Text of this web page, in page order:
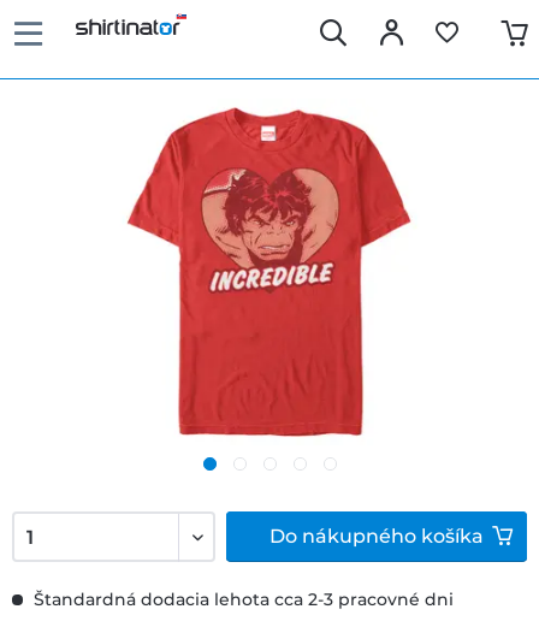
Štandardná dodacia lehota cca 2-3 pracovné dni
Do nákupného košíka